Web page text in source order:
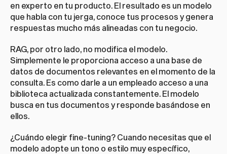
en experto en tu producto. El resultado es un modelo
que habla con tu jerga, conoce tus procesos y genera
respuestas mucho más alineadas con tu negocio.
RAG, por otro lado, no modifica el modelo.
Simplemente le proporciona acceso a una base de
datos de documentos relevantes en el momento de la
consulta. Es como darle a un empleado acceso a una
biblioteca actualizada constantemente. El modelo
busca en tus documentos y responde basándose en
ellos.
¿Cuándo elegir fine-tuning? Cuando necesitas que el
modelo adopte un tono o estilo muy específico,